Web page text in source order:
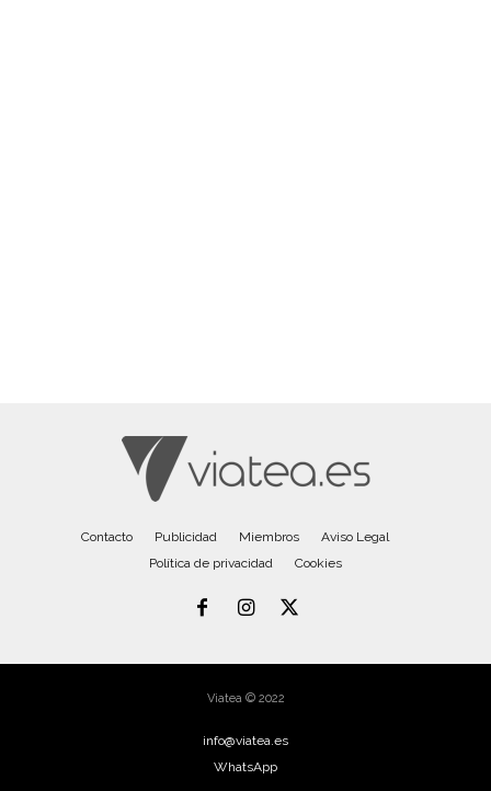
Contacto Publicidad Miembros
Aviso Legal
Política de privacidad
Cookies
Viatea © 2022
info@viatea.es
WhatsApp